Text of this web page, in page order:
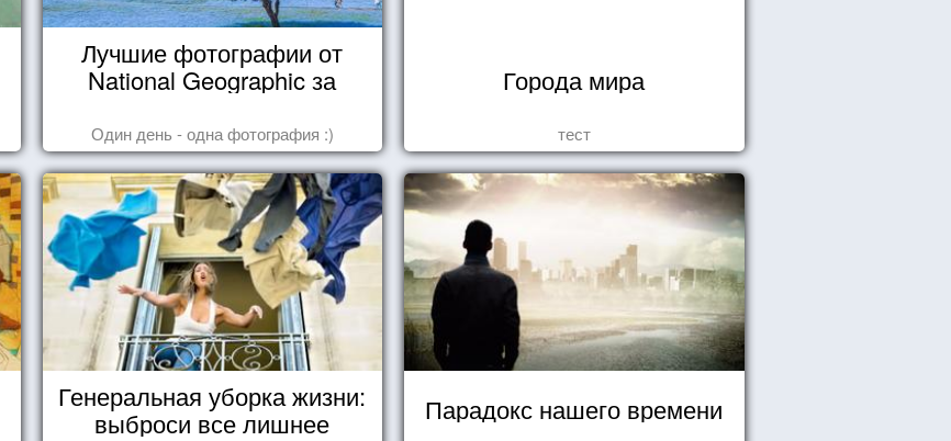
Лучшие фотографии от
National Geographic за
Один день - одна фотография :)
Города мира
тест
Генеральная уборка жизни:
выброси все лишнее
Парадокс нашего времени